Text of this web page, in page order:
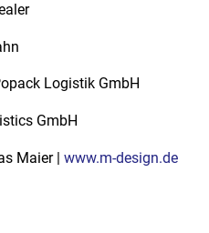
Logistik GmbH
GmbH
Maier |www.m-design.de